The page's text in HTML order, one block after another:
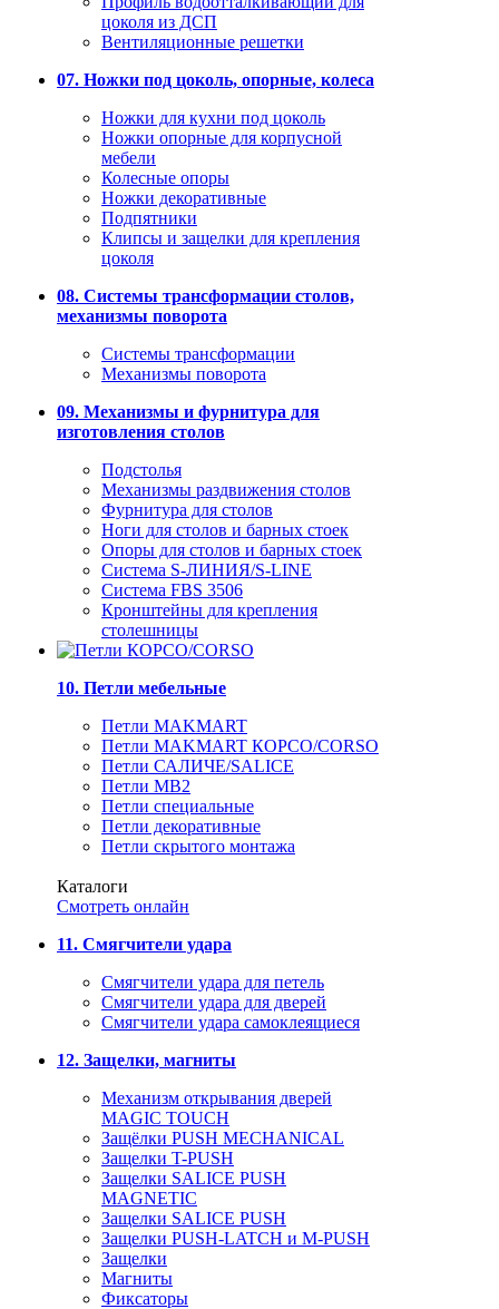
цоколя из ДСП
Вентиляционные решетки
07. Ножки под цоколь, опорные, колеса
Ножки для кухни под цоколь
Ножки опорные для корпусной
мебели
Колесные опоры
Ножки декоративные
Подпятники
Клипсы и защелки для крепления
цоколя
08. Системы трансформации столов,
механизмы поворота
Системы трансформации
Механизмы поворота
09. Механизмы и фурнитура для
изготовления столов
Подстолья
Механизмы раздвижения столов
Фурнитура для столов
Ноги для столов и барных стоек
Опоры для столов и барных стоек
Система S-ЛИНИЯ/S-LINE
Система FBS 3506
Кронштейны для крепления
столешницы
10. Петли мебельные
Петли MAKMART
Петли MAKMART КОРСО/CORSO
Петли САЛИЧЕ/SALICE
Петли MB2
Петли специальные
Петли декоративные
Петли скрытого монтажа
Каталоги
Смотреть онлайн
11. Смягчители удара
Смягчители удара для петель
Смягчители удара для дверей
Cмягчители удара самоклеящиеся
12. Защелки, магниты
Механизм открывания дверей
MAGIC TOUCH
Защёлки PUSH MECHANICAL
Защелки T-PUSH
Защелки SALICE PUSH
MAGNETIC
Защелки SALICE PUSH
Защелки PUSH-LATCH и M-PUSH
Защелки
Магниты
Фиксаторы